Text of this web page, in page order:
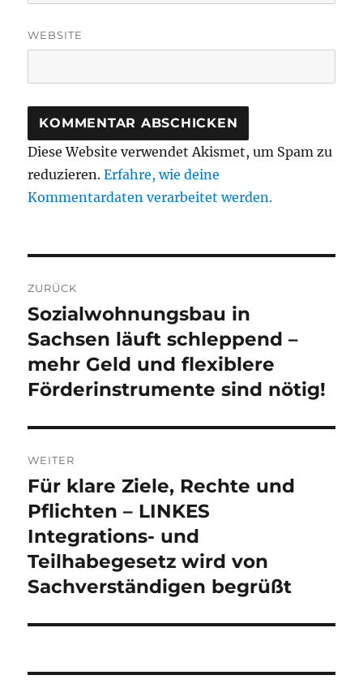
WEBSITE
Diese Website verwendet Akismet, um Spam zu
reduzieren.Erfahre, wie deine
Kommentardaten verarbeitet werden.
ZURÜCK
Vorheriger
Beitrag:
Sozialwohnungsbau in
Sachsen läuft schleppend –
mehr Geld und flexiblere
Förderinstrumente sind nötig!
WEITER
Nächster
Beitrag:
Für klare Ziele, Rechte und
Pflichten – LINKES
Integrations- und
Teilhabegesetz wird von
Sachverständigen begrüßt